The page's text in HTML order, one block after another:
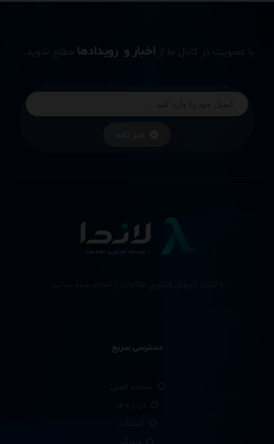
با عضویت در کانال ما از اخبار و رویدادها مطلع شوید.
با لاندا، کارهای فناوری اطلاعات را انجام شده بدانید.
دسترسی سریع
صفحه اصلی